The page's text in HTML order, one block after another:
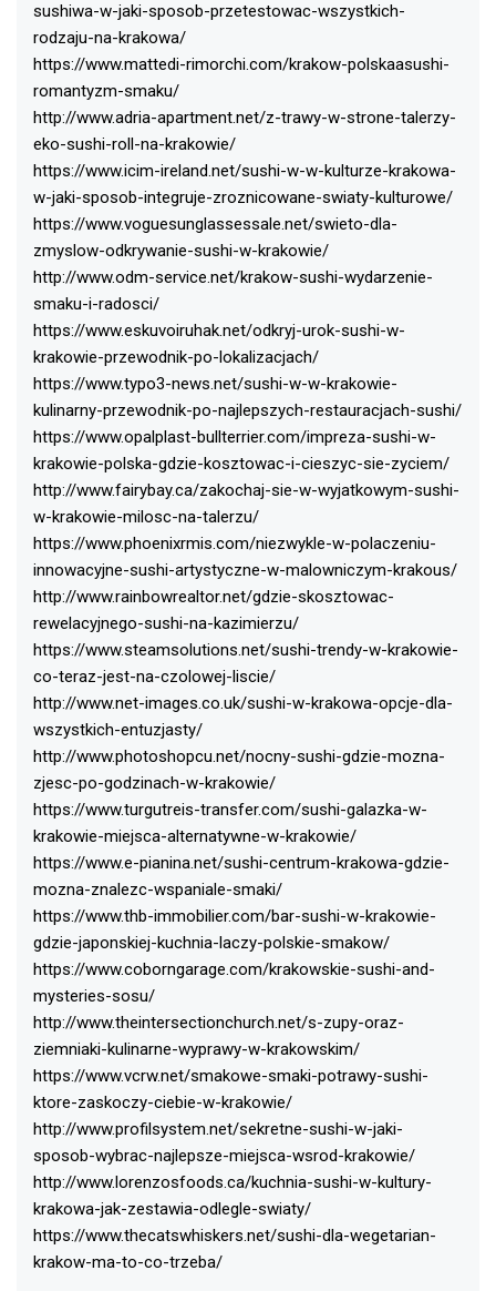
sushiwa-w-jaki-sposob-przetestowac-wszystkich-
rodzaju-na-krakowa/
https://www.mattedi-rimorchi.com/krakow-polskaasushi-
romantyzm-smaku/
http://www.adria-apartment.net/z-trawy-w-strone-talerzy-
eko-sushi-roll-na-krakowie/
https://www.icim-ireland.net/sushi-w-w-kulturze-krakowa-
w-jaki-sposob-integruje-zroznicowane-swiaty-kulturowe/
https://www.voguesunglassessale.net/swieto-dla-
zmyslow-odkrywanie-sushi-w-krakowie/
http://www.odm-service.net/krakow-sushi-wydarzenie-
smaku-i-radosci/
https://www.eskuvoiruhak.net/odkryj-urok-sushi-w-
krakowie-przewodnik-po-lokalizacjach/
https://www.typo3-news.net/sushi-w-w-krakowie-
kulinarny-przewodnik-po-najlepszych-restauracjach-sushi/
https://www.opalplast-bullterrier.com/impreza-sushi-w-
krakowie-polska-gdzie-kosztowac-i-cieszyc-sie-zyciem/
http://www.fairybay.ca/zakochaj-sie-w-wyjatkowym-sushi-
w-krakowie-milosc-na-talerzu/
https://www.phoenixrmis.com/niezwykle-w-polaczeniu-
innowacyjne-sushi-artystyczne-w-malowniczym-krakous/
http://www.rainbowrealtor.net/gdzie-skosztowac-
rewelacyjnego-sushi-na-kazimierzu/
https://www.steamsolutions.net/sushi-trendy-w-krakowie-
co-teraz-jest-na-czolowej-liscie/
http://www.net-images.co.uk/sushi-w-krakowa-opcje-dla-
wszystkich-entuzjasty/
http://www.photoshopcu.net/nocny-sushi-gdzie-mozna-
zjesc-po-godzinach-w-krakowie/
https://www.turgutreis-transfer.com/sushi-galazka-w-
krakowie-miejsca-alternatywne-w-krakowie/
https://www.e-pianina.net/sushi-centrum-krakowa-gdzie-
mozna-znalezc-wspaniale-smaki/
https://www.thb-immobilier.com/bar-sushi-w-krakowie-
gdzie-japonskiej-kuchnia-laczy-polskie-smakow/
https://www.coborngarage.com/krakowskie-sushi-and-
mysteries-sosu/
http://www.theintersectionchurch.net/s-zupy-oraz-
ziemniaki-kulinarne-wyprawy-w-krakowskim/
https://www.vcrw.net/smakowe-smaki-potrawy-sushi-
ktore-zaskoczy-ciebie-w-krakowie/
http://www.profilsystem.net/sekretne-sushi-w-jaki-
sposob-wybrac-najlepsze-miejsca-wsrod-krakowie/
http://www.lorenzosfoods.ca/kuchnia-sushi-w-kultury-
krakowa-jak-zestawia-odlegle-swiaty/
https://www.thecatswhiskers.net/sushi-dla-wegetarian-
krakow-ma-to-co-trzeba/